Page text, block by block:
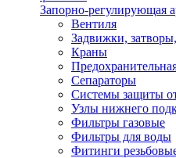
Запорно-регулирующая
Вентиля
Задвижки,
Краны
Сепараторы
Системы защиты
Узлы нижнего
Фильтры газовые
Фильтры для воды
Фитинги